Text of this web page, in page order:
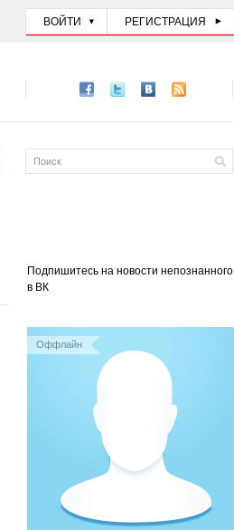
ВОЙТИ РЕГИСТРАЦИЯ
Подпишитесь на новости непознанного
в ВК
Оффлайн